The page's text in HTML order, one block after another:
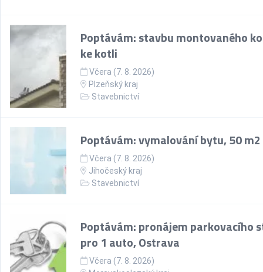
Poptávám: stavbu montovaného
ke kotli
Včera (7. 8. 2026)
Plzeňský kraj
Stavebnictví
Poptávám: vymalování bytu, 50 m2
Včera (7. 8. 2026)
Jihočeský kraj
Stavebnictví
Poptávám: pronájem parkovacího
pro 1 auto, Ostrava
Včera (7. 8. 2026)